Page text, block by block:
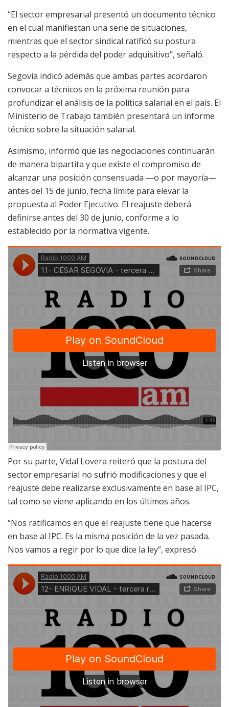
“El sector empresarial presentó un documento técnico
en el cual manifiestan una serie de situaciones,
mientras que el sector sindical ratificó su postura
respecto a la pérdida del poder adquisitivo”, señaló.
Segovia indicó además que ambas partes acordaron
convocar a técnicos en la próxima reunión para
profundizar el análisis de la política salarial en el país. El
Ministerio de Trabajo también presentará un informe
técnico sobre la situación salarial.
Asimismo, informó que las negociaciones continuarán
de manera bipartita y que existe el compromiso de
alcanzar una posición consensuada —o por mayoría—
antes del 15 de junio, fecha límite para elevar la
propuesta al Poder Ejecutivo. El reajuste deberá
definirse antes del 30 de junio, conforme a lo
establecido por la normativa vigente.
Por su parte, Vidal Lovera reiteró que la postura del
sector empresarial no sufrió modificaciones y que el
reajuste debe realizarse exclusivamente en base al IPC,
tal como se viene aplicando en los últimos años.
“Nos ratificamos en que el reajuste tiene que hacerse
en base al IPC. Es la misma posición de la vez pasada.
Nos vamos a regir por lo que dice la ley”, expresó.